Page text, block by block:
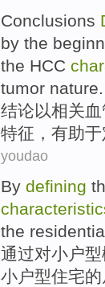
Conclusions
by the
the HCC
tumor nature.
结论以相关
特征 ， 有助于
youdao
By defining
the
通过对小户型
小户型住宅的